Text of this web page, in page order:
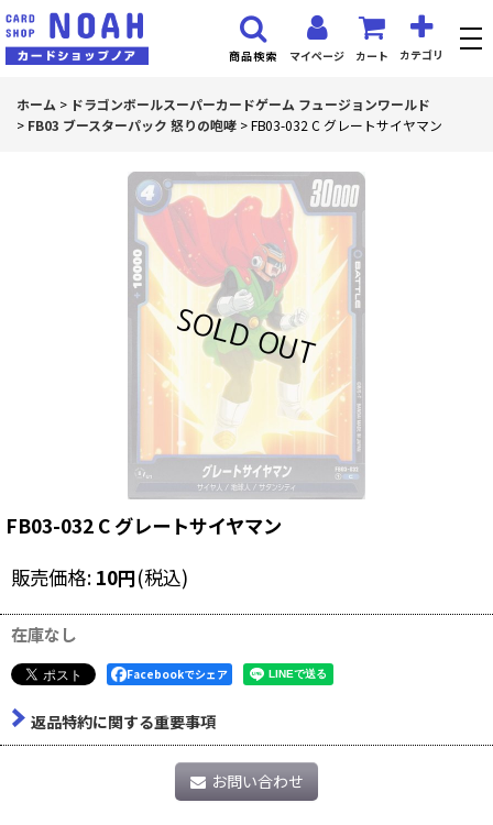
マイページ カート カテゴリ
商品検索
ホーム > ドラゴンボールスーパーカードゲーム フュージョンワールド
> FB03 ブースターパック 怒りの咆哮 >FB03-032 C グレートサイヤマン
FB03-032 C グレートサイヤマン
販売価格: 10円(税込)
在庫なし
Facebookでシェア
返品特約に関する重要事項
お問い合わせ